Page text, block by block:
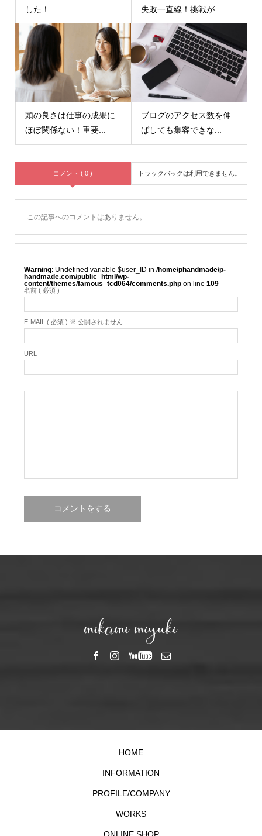
した！
失敗一直線！挑戦が...
頭の良さは仕事の成果に
ほぼ関係ない！重要...
ブログのアクセス数を伸
ばしても集客できな...
コメント ( 0 ) トラックバックは利用できません。
この記事へのコメントはありません。
Warning : Undefined variable $user_ID in /home/phandmade/p-
handmade.com/public_html/wp-
content/themes/famous_tcd064/comments.phpon line 109
名前 ( 必須 )
E-MAIL ( 必須 ) ※ 公開されません
URL
HOME
INFORMATION
PROFILE/COMPANY
WORKS
ONLINE SHOP